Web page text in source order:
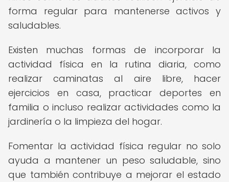
forma regular para mantenerse activos y
saludables.
Existen muchas formas de incorporar la
actividad física en la rutina diaria, como
realizar caminatas al aire libre, hacer
ejercicios en casa, practicar deportes en
familia o incluso realizar actividades como la
jardinería o la limpieza del hogar.
Fomentar la actividad física regular no solo
ayuda a mantener un peso saludable, sino
que también contribuye a mejorar el estado